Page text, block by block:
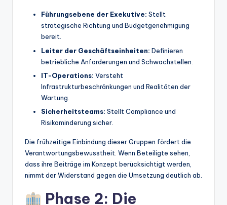
Führungsebene der Exekutive: Stellt
strategische Richtung und Budgetgenehmigung
bereit.
Leiter der Geschäftseinheiten: Definieren
betriebliche Anforderungen und Schwachstellen.
IT-Operations: Versteht
Infrastrukturbeschränkungen und Realitäten der
Wartung.
Sicherheitsteams: Stellt Compliance und
Risikominderung sicher.
Die frühzeitige Einbindung dieser Gruppen fördert die
Verantwortungsbewusstheit. Wenn Beteiligte sehen,
dass ihre Beiträge im Konzept berücksichtigt werden,
nimmt der Widerstand gegen die Umsetzung deutlich ab.
Phase 2: Die